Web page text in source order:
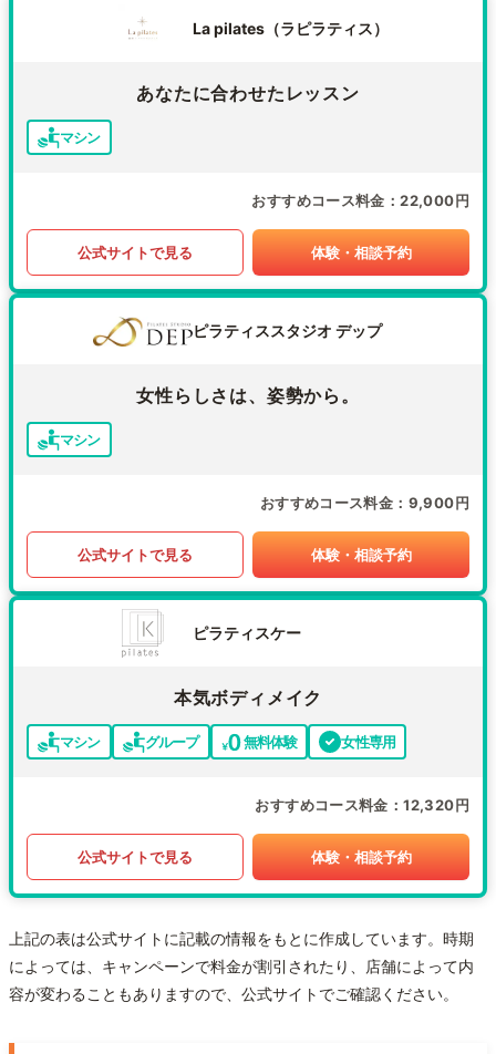
La pilates（ラピラティス）
あなたに合わせたレッスン
マシン
おすすめコース料金 22,000円
公式サイトで見る 体験・相談予約
ピラティススタジオ デップ
女性らしさは、姿勢から。
マシン
おすすめコース料金 9,900円
公式サイトで見る 体験・相談予約
ピラティスケー
本気ボディメイク
マシン グループ 無料体験 女性専用
おすすめコース料金 12,320円
公式サイトで見る 体験・相談予約
上記の表は公式サイトに記載の情報をもとに作成しています。時期
によっては、キャンペーンで料金が割引されたり、店舗によって内
容が変わることもありますので、公式サイトでご確認ください。